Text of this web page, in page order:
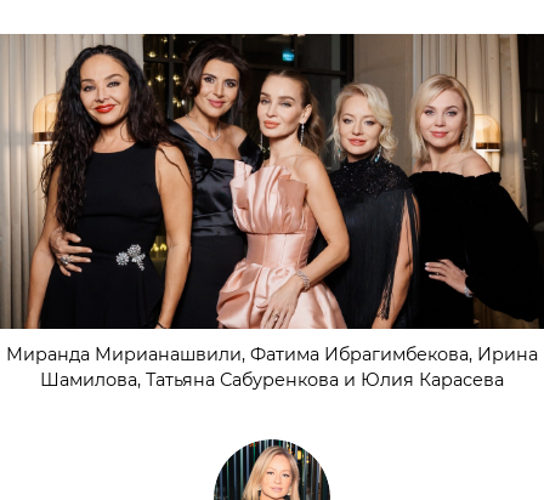
Миранда Мирианашвили, Фатима Ибрагимбекова, Ирина
Шамилова, Татьяна Сабуренкова и Юлия Карасева